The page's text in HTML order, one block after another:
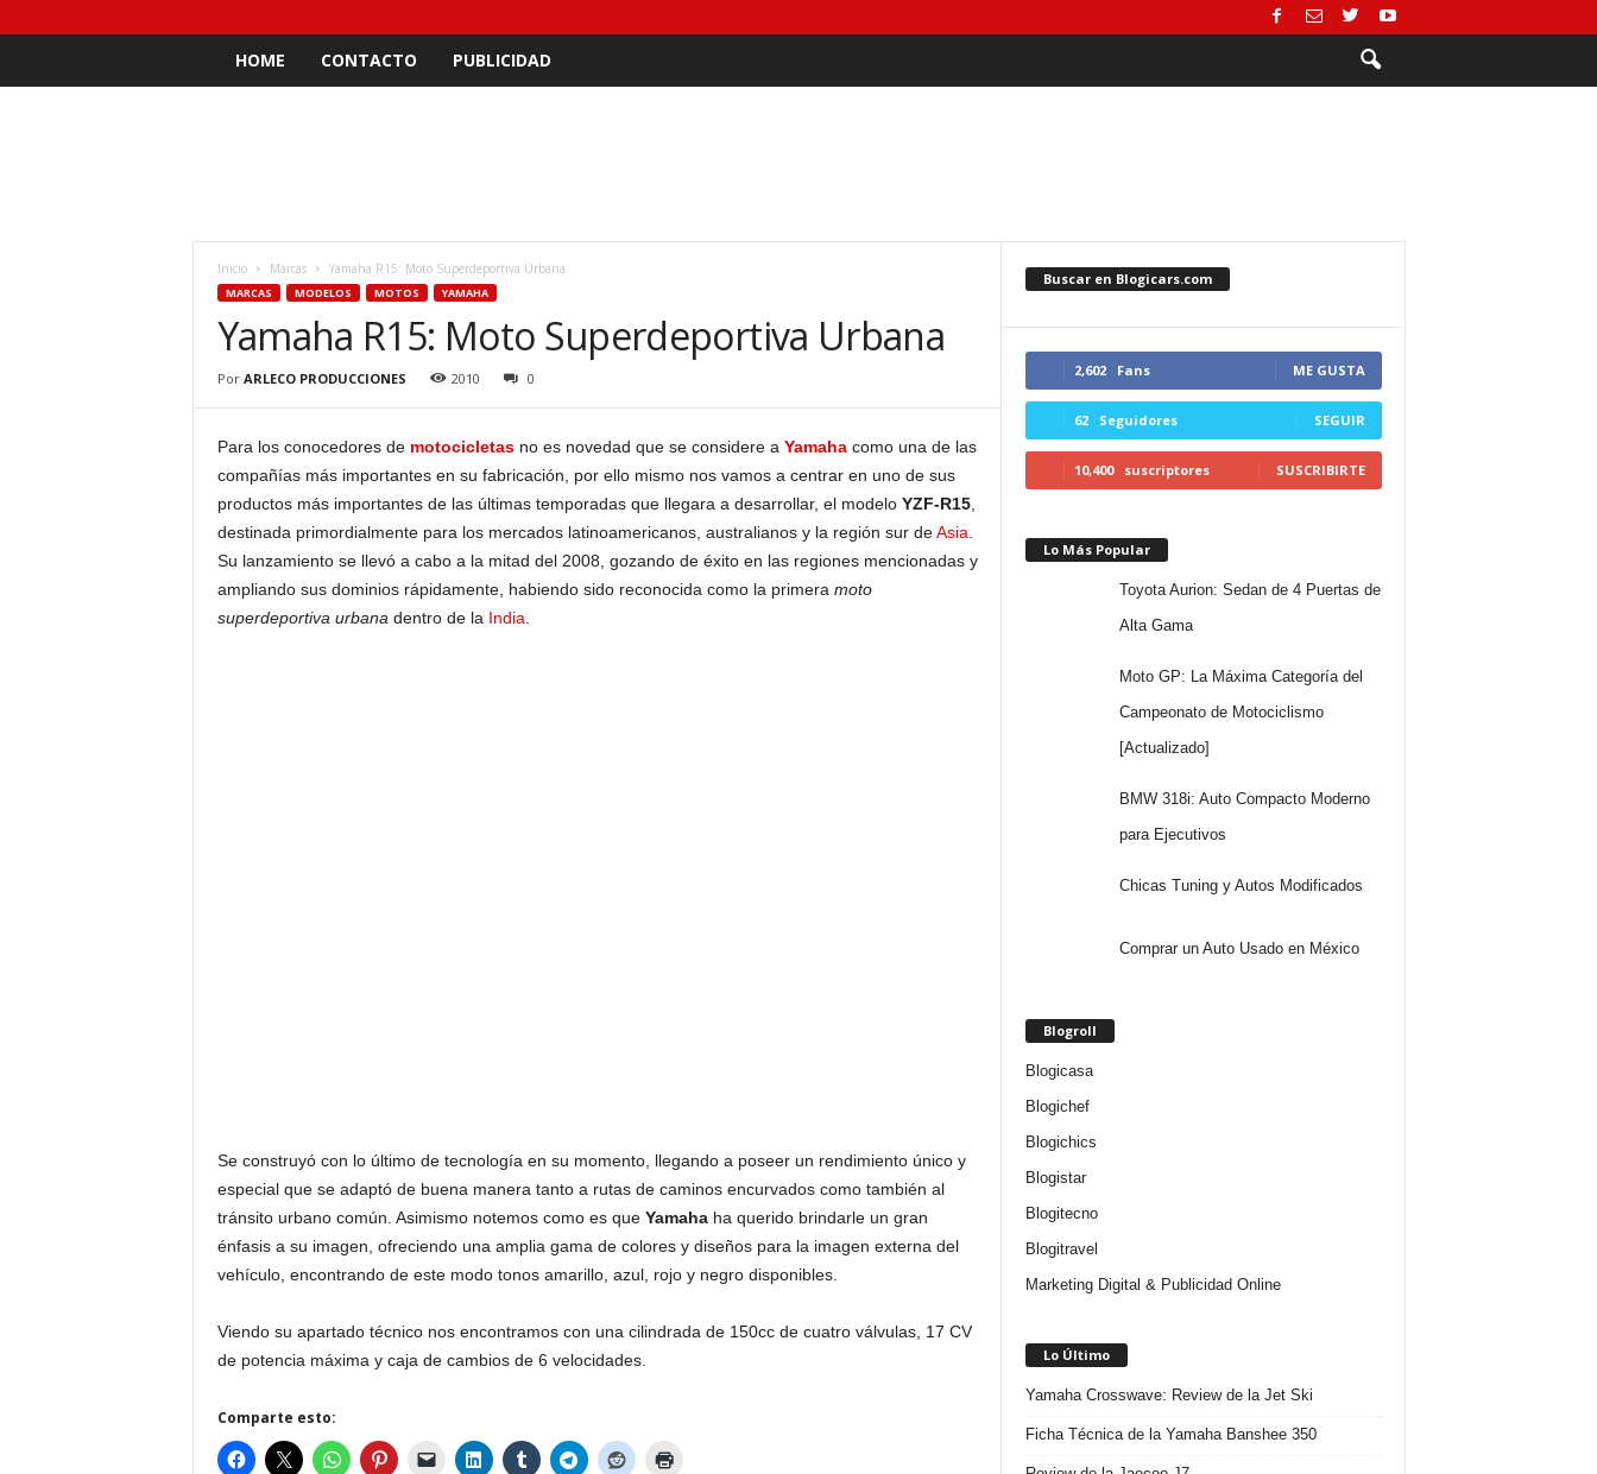
HOME CONTACTO PUBLICIDAD
Inicio Marcas Yamaha R15: Moto Superdeportiva Urbana
MARCAS MODELOS MOTOS YAMAHA
Yamaha R15: Moto Superdeportiva Urbana
Por ARLECO PRODUCCIONES 2010 0
Para los conocedores de motocicletasno es novedad que se considere a Yamahacomo una de las
compañías más importantes en su fabricación, por ello mismo nos vamos a centrar en uno de sus
productos más importantes de las últimas temporadas que llegara a desarrollar, el modelo YZF-R15,
destinada primordialmente para los mercados latinoamericanos, australianos y la región sur deAsia
Su lanzamiento se llevó a cabo a la mitad del 2008, gozando de éxito en las regiones mencionadas y
ampliando sus dominios rápidamente, habiendo sido reconocida como la primera moto
superdeportiva urbana dentro de la India
Se construyó con lo último de tecnología en su momento, llegando a poseer un rendimiento único y
especial que se adaptó de buena manera tanto a rutas de caminos encurvados como también al
tránsito urbano común. Asimismo notemos como es que Yamahaha querido brindarle un gran
énfasis a su imagen, ofreciendo una amplia gama de colores y diseños para la imagen externa del
vehículo, encontrando de este modo tonos amarillo, azul, rojo y negro disponibles.
Viendo su apartado técnico nos encontramos con una cilindrada de 150cc de cuatro válvulas, 17 CV
de potencia máxima y caja de cambios de 6 velocidades.
Comparte esto:
Buscar en Blogicars.com
2,602 Fans ME GUSTA
62 Seguidores SEGUIR
10,400 suscriptores SUSCRIBIRTE
Lo Más Popular
Toyota Aurion: Sedan de 4 Puertas de
Alta Gama
Moto GP: La Máxima Categoría del
Campeonato de Motociclismo
[Actualizado]
BMW 318i: Auto Compacto Moderno
para Ejecutivos
Chicas Tuning y Autos Modificados
Comprar un Auto Usado en México
Blogroll
Blogicasa
Blogichef
Blogichics
Blogistar
Blogitecno
Blogitravel
Marketing Digital & Publicidad Online
Lo Último
Yamaha Crosswave: Review de la Jet Ski
Ficha Técnica de la Yamaha Banshee 350